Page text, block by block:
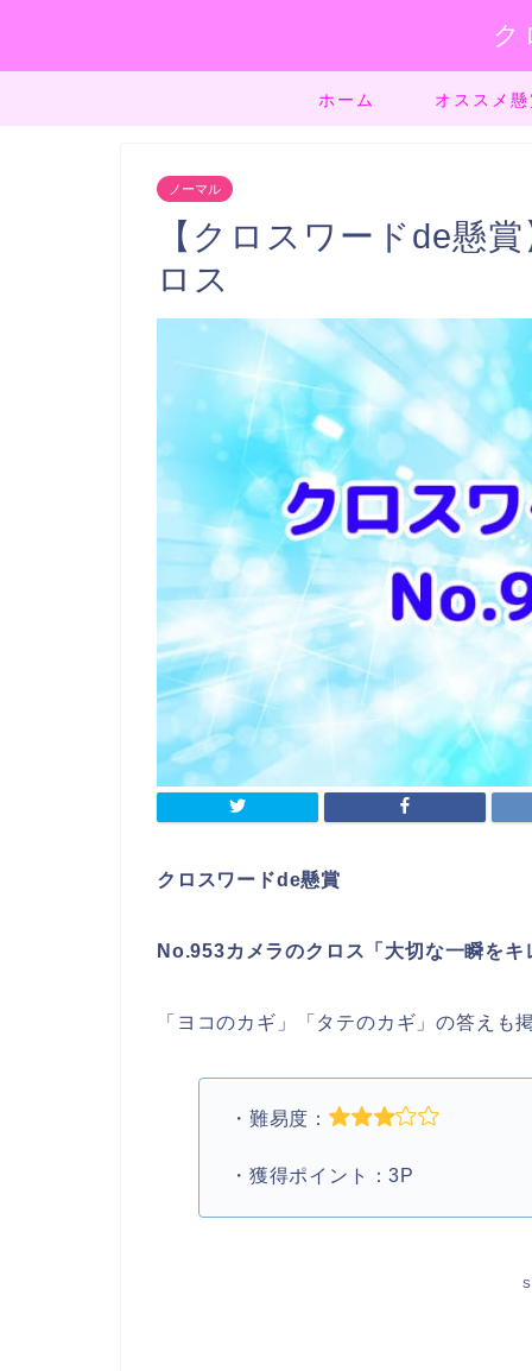
ク
ホーム オススメ
ノーマル
【クロスワードde懸
ロス
クロスワードde懸賞
No.953カメラのクロス「大切な一瞬をキ
「ヨコのカギ」「タテのカギ」の答え
・難易度：
・獲得ポイント：3P